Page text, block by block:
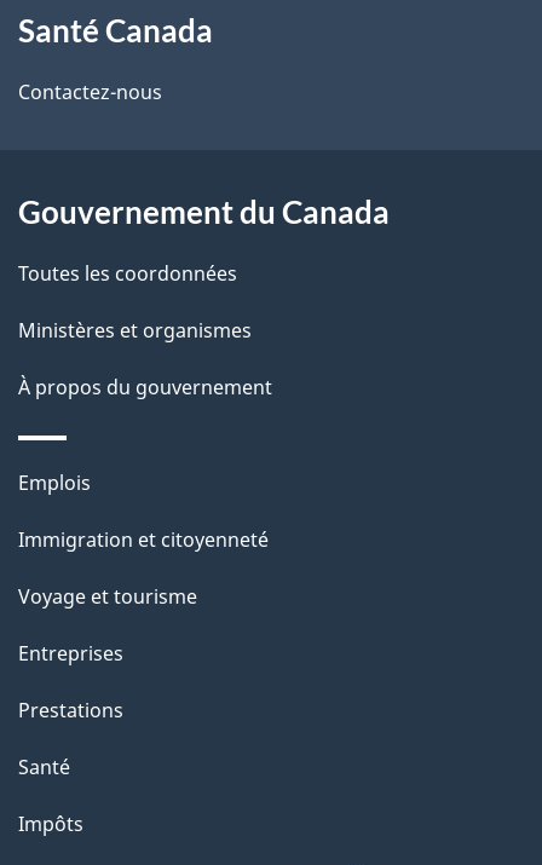
i
l
d
e
p
a
propos
de
site
Santé Canada
Contactez-nous
Gouvernement du Canada
Toutes les coordonnées
Ministères et organismes
À propos du gouvernement
Thèmes
sujets
Emplois
Immigration et citoyenneté
Voyage et tourisme
Entreprises
Prestations
Santé
Impôts